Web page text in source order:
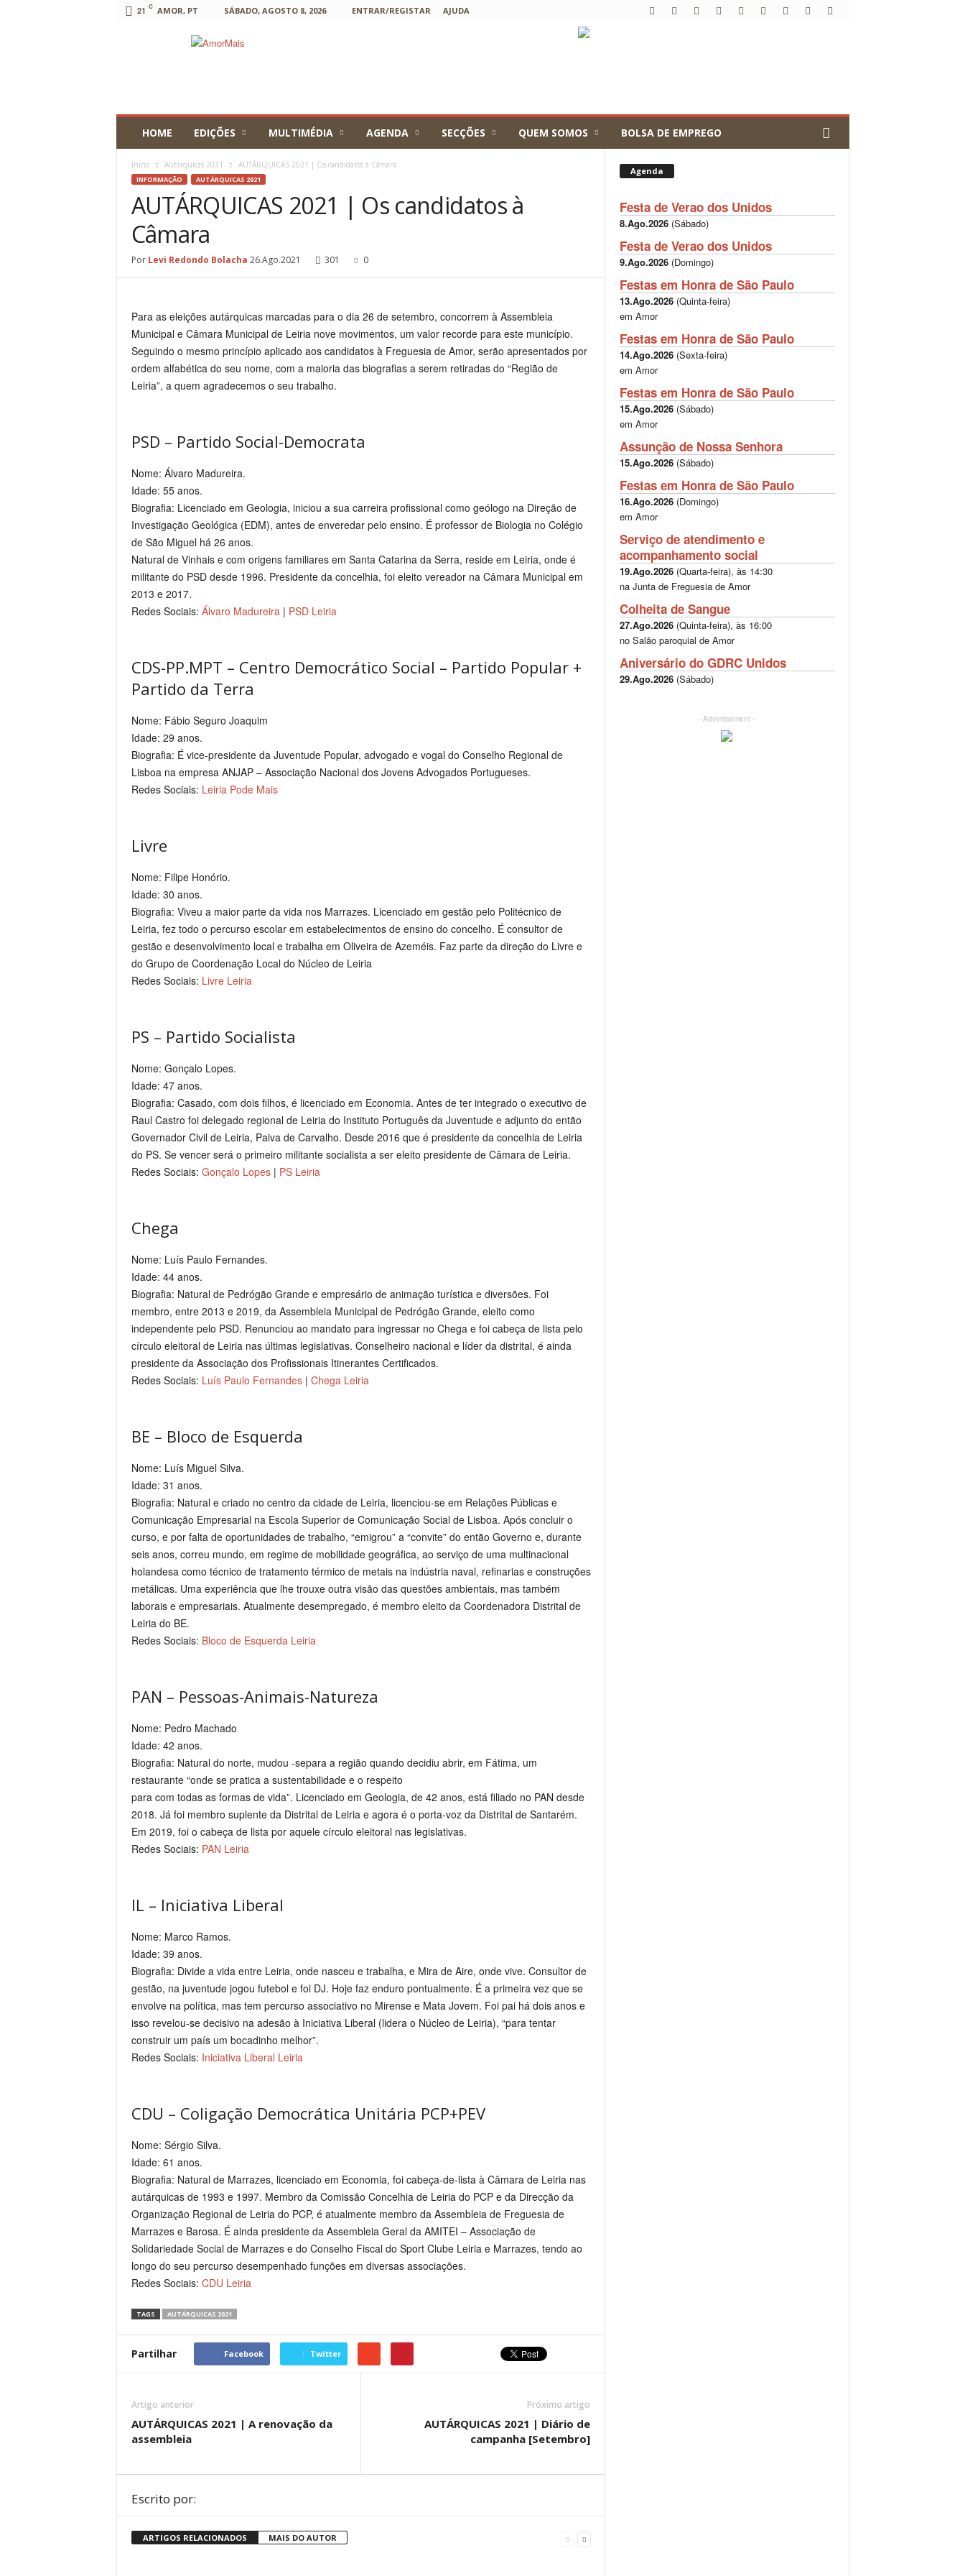
21 C AMOR, PT SÁBADO, AGOSTO 8, 2026 ENTRAR/REGISTAR AJUDA
HOME EDIÇÕES MULTIMÉDIA AGENDA SECÇÕES QUEM SOMOS BOLSA DE EMPREGO
Início Autárquicas 2021 AUTÁRQUICAS 2021 | Os candidatos à Câmara
INFORMAÇÃO AUTÁRQUICAS 2021
AUTÁRQUICAS 2021 | Os candidatos à
Câmara
Por Levi Redondo Bolacha 26.Ago.2021 301 0
Para as eleições autárquicas marcadas para o dia 26 de setembro, concorrem à Assembleia
Municipal e Câmara Municipal de Leiria nove movimentos, um valor recorde para este município.
Seguindo o mesmo princípio aplicado aos candidatos à Freguesia de Amor, serão apresentados por
ordem alfabética do seu nome, com a maioria das biografias a serem retiradas do “Região de
Leiria”, a quem agradecemos o seu trabalho.
PSD – Partido Social-Democrata
Nome: Álvaro Madureira.
Idade: 55 anos.
Biografia: Licenciado em Geologia, iniciou a sua carreira profissional como geólogo na Direção de
Investigação Geológica (EDM), antes de enveredar pelo ensino. É professor de Biologia no Colégio
de São Miguel há 26 anos.
Natural de Vinhais e com origens familiares em Santa Catarina da Serra, reside em Leiria, onde é
militante do PSD desde 1996. Presidente da concelhia, foi eleito vereador na Câmara Municipal em
2013 e 2017.
Redes Sociais: Álvaro Madureira| PSD Leiria
CDS-PP.MPT – Centro Democrático Social – Partido Popular +
Partido da Terra
Nome: Fábio Seguro Joaquim
Idade: 29 anos.
Biografia: É vice-presidente da Juventude Popular, advogado e vogal do Conselho Regional de
Lisboa na empresa ANJAP – Associação Nacional dos Jovens Advogados Portugueses.
Redes Sociais: Leiria Pode Mais
Livre
Nome: Filipe Honório.
Idade: 30 anos.
Biografia: Viveu a maior parte da vida nos Marrazes. Licenciado em gestão pelo Politécnico de
Leiria, fez todo o percurso escolar em estabelecimentos de ensino do concelho. É consultor de
gestão e desenvolvimento local e trabalha em Oliveira de Azeméis. Faz parte da direção do Livre e
do Grupo de Coordenação Local do Núcleo de Leiria
Redes Sociais: Livre Leiria
PS – Partido Socialista
Nome: Gonçalo Lopes.
Idade: 47 anos.
Biografia: Casado, com dois filhos, é licenciado em Economia. Antes de ter integrado o executivo de
Raul Castro foi delegado regional de Leiria do Instituto Português da Juventude e adjunto do então
Governador Civil de Leiria, Paiva de Carvalho. Desde 2016 que é presidente da concelhia de Leiria
do PS. Se vencer será o primeiro militante socialista a ser eleito presidente de Câmara de Leiria.
Redes Sociais: Gonçalo Lopes| PS Leiria
Chega
Nome: Luís Paulo Fernandes.
Idade: 44 anos.
Biografia: Natural de Pedrógão Grande e empresário de animação turística e diversões. Foi
membro, entre 2013 e 2019, da Assembleia Municipal de Pedrógão Grande, eleito como
independente pelo PSD. Renunciou ao mandato para ingressar no Chega e foi cabeça de lista pelo
círculo eleitoral de Leiria nas últimas legislativas. Conselheiro nacional e líder da distrital, é ainda
presidente da Associação dos Profissionais Itinerantes Certificados.
Redes Sociais: Luís Paulo Fernandes| Chega Leiria
BE – Bloco de Esquerda
Nome: Luís Miguel Silva.
Idade: 31 anos.
Biografia: Natural e criado no centro da cidade de Leiria, licenciou-se em Relações Públicas e
Comunicação Empresarial na Escola Superior de Comunicação Social de Lisboa. Após concluir o
curso, e por falta de oportunidades de trabalho, “emigrou” a “convite” do então Governo e, durante
seis anos, correu mundo, em regime de mobilidade geográfica, ao serviço de uma multinacional
holandesa como técnico de tratamento térmico de metais na indústria naval, refinarias e construções
metálicas. Uma experiência que lhe trouxe outra visão das questões ambientais, mas também
laborais e empresariais. Atualmente desempregado, é membro eleito da Coordenadora Distrital de
Leiria do BE.
Redes Sociais: Bloco de Esquerda Leiria
PAN – Pessoas-Animais-Natureza
Nome: Pedro Machado
Idade: 42 anos.
Biografia: Natural do norte, mudou -separa a região quando decidiu abrir, em Fátima, um
restaurante “onde se pratica a sustentabilidade e o respeito
para com todas as formas de vida”. Licenciado em Geologia, de 42 anos, está filiado no PAN desde
2018. Já foi membro suplente da Distrital de Leiria e agora é o porta-voz da Distrital de Santarém.
Em 2019, foi o cabeça de lista por aquele círculo eleitoral nas legislativas.
Redes Sociais: PAN Leiria
IL – Iniciativa Liberal
Nome: Marco Ramos.
Idade: 39 anos.
Biografia: Divide a vida entre Leiria, onde nasceu e trabalha, e Mira de Aire, onde vive. Consultor de
gestão, na juventude jogou futebol e foi DJ. Hoje faz enduro pontualmente. É a primeira vez que se
envolve na política, mas tem percurso associativo no Mirense e Mata Jovem. Foi pai há dois anos e
isso revelou-se decisivo na adesão à Iniciativa Liberal (lidera o Núcleo de Leiria), “para tentar
construir um país um bocadinho melhor”.
Redes Sociais: Iniciativa Liberal Leiria
CDU – Coligação Democrática Unitária PCP+PEV
Nome: Sérgio Silva.
Idade: 61 anos.
Biografia: Natural de Marrazes, licenciado em Economia, foi cabeça-de-lista à Câmara de Leiria nas
autárquicas de 1993 e 1997. Membro da Comissão Concelhia de Leiria do PCP e da Direcção da
Organização Regional de Leiria do PCP, é atualmente membro da Assembleia de Freguesia de
Marrazes e Barosa. É ainda presidente da Assembleia Geral da AMITEI – Associação de
Solidariedade Social de Marrazes e do Conselho Fiscal do Sport Clube Leiria e Marrazes, tendo ao
longo do seu percurso desempenhado funções em diversas associações.
Redes Sociais: CDU Leiria
TAGS AUTÁRQUICAS 2021
Partilhar Facebook Twitter
Artigo anterior
AUTÁRQUICAS 2021 | A renovação da
assembleia
Próximo artigo
AUTÁRQUICAS 2021 | Diário de
campanha [Setembro]
Escrito por:
ARTIGOS RELACIONADOS MAIS DO AUTOR
Agenda
Festa de Verao dos Unidos
8.Ago.2026(Sábado)
Festa de Verao dos Unidos
9.Ago.2026(Domingo)
Festas em Honra de São Paulo
13.Ago.2026(Quinta-feira)
em Amor
Festas em Honra de São Paulo
14.Ago.2026(Sexta-feira)
em Amor
Festas em Honra de São Paulo
15.Ago.2026(Sábado)
em Amor
Assunção de Nossa Senhora
15.Ago.2026(Sábado)
Festas em Honra de São Paulo
16.Ago.2026(Domingo)
em Amor
Serviço de atendimento e
acompanhamento social
19.Ago.2026(Quarta-feira), às 14:30
na Junta de Freguesia de Amor
Colheita de Sangue
27.Ago.2026(Quinta-feira), às 16:00
no Salão paroquial de Amor
Aniversário do GDRC Unidos
29.Ago.2026(Sábado)
- Advertisement -